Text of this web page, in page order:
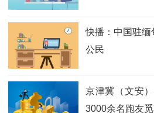
快播：中国驻缅
公民
京津冀（文安
3000余名跑友